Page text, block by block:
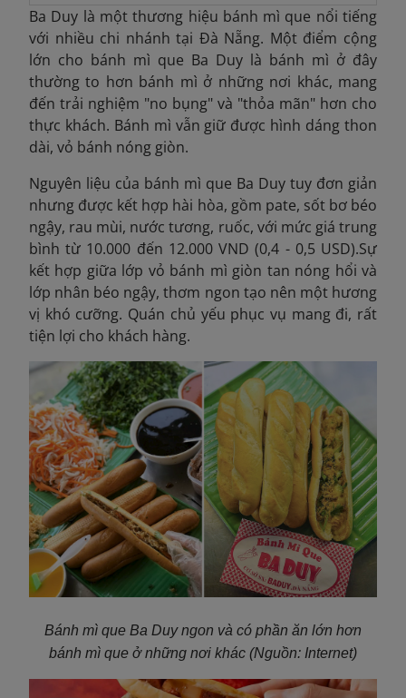
Ba Duy là một thương hiệu bánh mì que nổi tiếng
với nhiều chi nhánh tại Đà Nẵng. Một điểm cộng
lớn cho bánh mì que Ba Duy là bánh mì ở đây
thường to hơn bánh mì ở những nơi khác, mang
đến trải nghiệm "no bụng" và "thỏa mãn" hơn cho
thực khách. Bánh mì vẫn giữ được hình dáng thon
dài, vỏ bánh nóng giòn.
Nguyên liệu của bánh mì que Ba Duy tuy đơn giản
nhưng được kết hợp hài hòa, gồm pate, sốt bơ béo
ngậy, rau mùi, nước tương, ruốc, với mức giá trung
bình từ 10.000 đến 12.000 VND (0,4 - 0,5 USD).Sự
kết hợp giữa lớp vỏ bánh mì giòn tan nóng hổi và
lớp nhân béo ngậy, thơm ngon tạo nên một hương
vị khó cưỡng. Quán chủ yếu phục vụ mang đi, rất
tiện lợi cho khách hàng.
Bánh mì que Ba Duy ngon và có phần ăn lớn hơn
bánh mì que ở những nơi khác (Nguồn: Internet)